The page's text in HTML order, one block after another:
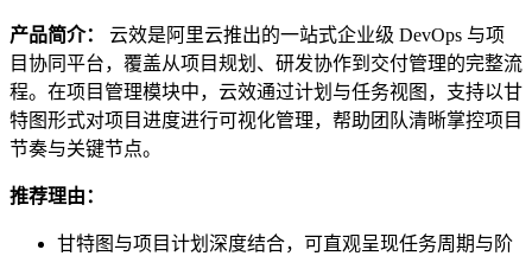
产品简介：
云效是阿里云推出的一站式企业级 DevOps 与项
目协同平台，覆盖从项目规划、研发协作到交付管理的完整流
程。在项目管理模块中，云效通过计划与任务视图，支持以甘
特图形式对项目进度进行可视化管理，帮助团队清晰掌控项目
节奏与关键节点。
推荐理由：
甘特图与项目计划深度结合，可直观呈现任务周期与阶